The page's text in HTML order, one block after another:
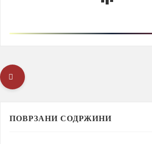
ПОВРЗАНИ СОДРЖИНИ